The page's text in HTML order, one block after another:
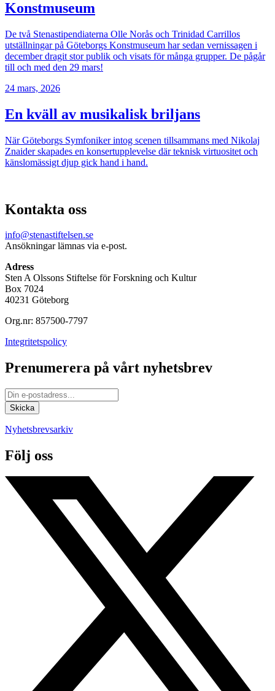
Konstmuseum
De två Stenastipendiaterna Olle Norås och Trinidad Carrillos
utställningar på Göteborgs Konstmuseum har sedan vernissagen i
december dragit stor publik och visats för många grupper. De pågår
till och med den 29 mars!
24 mars, 2026
En kväll av musikalisk briljans
När Göteborgs Symfoniker intog scenen tillsammans med Nikolaj
Znaider skapades en konsertupplevelse där teknisk virtuositet och
känslomässigt djup gick hand i hand.
Kontakta oss
info@stenastiftelsen.se
Ansökningar lämnas via e-post.
Adress
Sten A Olssons Stiftelse för Forskning och Kultur
Box 7024
40231 Göteborg
Org.nr: 857500-7797
Integritetspolicy
Prenumerera på vårt nyhetsbrev
Nyhetsbrevsarkiv
Följ oss